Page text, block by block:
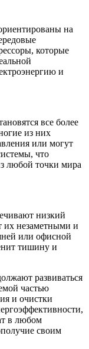
на
которые
и
все более
из них
или могут
что
любой точки мира
низкий
их незаметными и
или офисной
тишину и
развиваться
частью
и очистки
в любом
своим